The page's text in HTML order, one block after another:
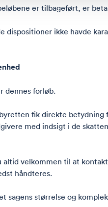
er tilbageført, er
dispositioner ikke havde
dennes forløb.
fik direkte
med indsigt i de
velkommen til at
håndteres.
sagens størrelse og